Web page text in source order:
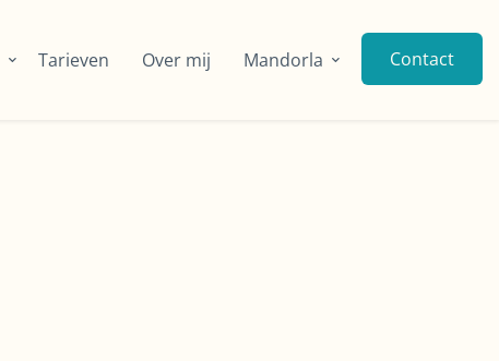
Tarieven Over mij Mandorla Contact